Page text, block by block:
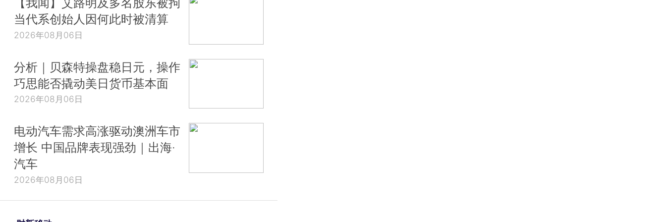
当代系创始人因何此时被清算
2026年08月06日
分析｜贝森特操盘稳日元，操作
巧思能否撬动美日货币基本面
2026年08月06日
电动汽车需求高涨驱动澳洲车市
增长 中国品牌表现强劲｜出海·
汽车
2026年08月06日